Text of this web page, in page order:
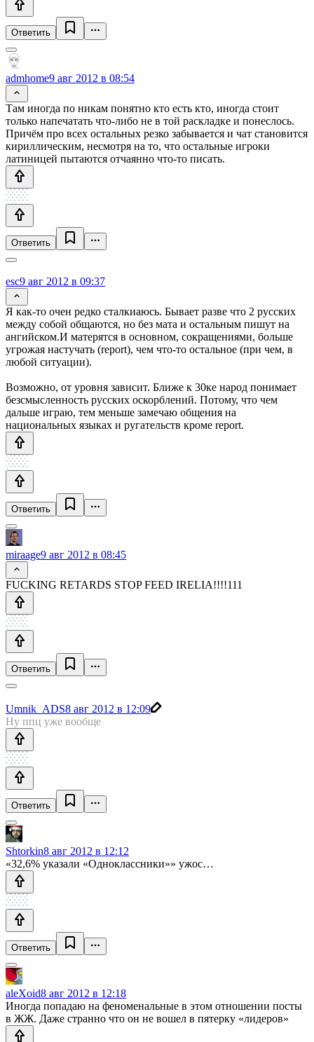
Ответить
admhome9 авг 2012 в 08:54
Там иногда по никам понятно кто есть кто, иногда стоит
только напечатать что-либо не в той раскладке и понеслось.
Причём про всех остальных резко забывается и чат становится
кириллическим, несмотря на то, что остальные игроки
латиницей пытаются отчаянно что-то писать.
Ответить
esc9 авг 2012 в 09:37
Я как-то очен редко сталкиаюсь. Бывает разве что 2 русских
между собой общаются, но без мата и остальным пишут на
ангийском.И матерятся в основном, сокращениями, больше
угрожая настучать (report), чем что-то остальное (при чем, в
любой ситуации).
Возможно, от уровня зависит. Ближе к 30ке народ понимает
безсмысленность русских оскорблений. Потому, что чем
дальше играю, тем меньше замечаю общения на
национальных языках и ругательств кроме report.
Ответить
miraage9 авг 2012 в 08:45
FUCKING RETARDS STOP FEED IRELIA!!!!111
Ответить
Umnik_ADS8 авг 2012 в 12:09
Ну ппц уже вообще
Ответить
Shtorkin8 авг 2012 в 12:12
«32,6% указали «Одноклассники»» ужос…
Ответить
aleXoid8 авг 2012 в 12:18
Иногда попадаю на феноменальные в этом отношении посты
в ЖЖ. Даже странно что он не вошел в пятерку «лидеров»